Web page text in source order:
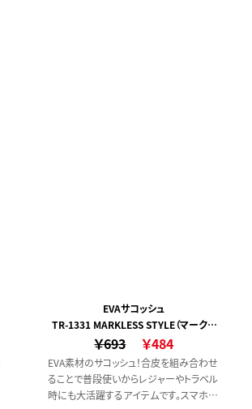
EVAサコッシュ
TR-1331 MARKLESS STYLE（マークレ
ススタイル）
￥693 ￥484
EVA素材のサコッシュ！合皮を組み合わせ
ることで普段使いからレジャーやトラベル
時にも大活躍するアイテムです。スマホシ